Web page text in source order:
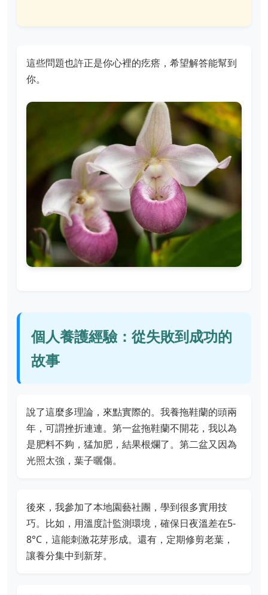
這些問題也許正是你心裡的疙瘩，希望解答能幫到
你。
個人養護經驗：從失敗到成功的
故事
說了這麼多理論，來點實際的。我養拖鞋蘭的頭兩
年，可謂挫折連連。第一盆拖鞋蘭不開花，我以為
是肥料不夠，猛加肥，結果根爛了。第二盆又因為
光照太強，葉子曬傷。
後來，我參加了本地園藝社團，學到很多實用技
巧。比如，用溫度計監測環境，確保日夜溫差在5-
8°C，這能刺激花芽形成。還有，定期修剪老葉，
讓養分集中到新芽。